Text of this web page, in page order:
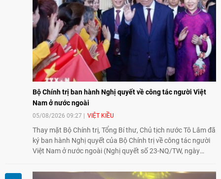
Bộ Chính trị ban hành Nghị quyết về công tác người Việt
Nam ở nước ngoài
05/08/2026 09:27 VIỆT KIỀU
Thay mặt Bộ Chính trị, Tổng Bí thư, Chủ tịch nước Tô Lâm đã
ký ban hành Nghị quyết của Bộ Chính trị về công tác người
Việt Nam ở nước ngoài (Nghị quyết số 23-NQ/TW, ngày